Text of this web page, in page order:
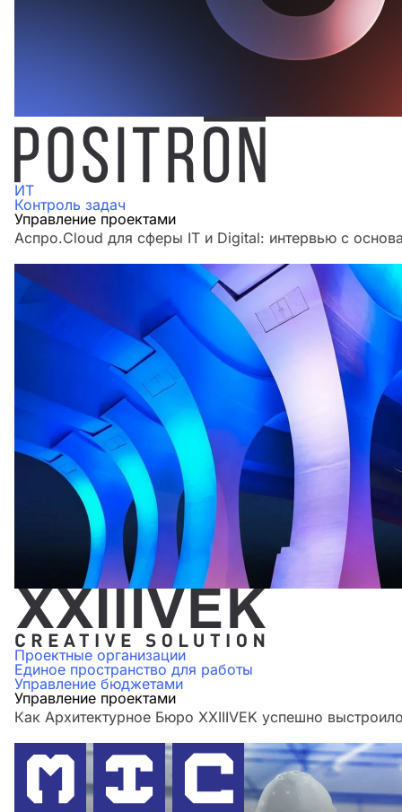
ИТ
Контроль задач
Управление проектами
Аспро.Cloud для сферы IT и Digital: интервью с
Проектные организации
Единое пространство для работы
Управление бюджетами
Управление проектами
Как Архитектурное Бюро XXIIIVEK успешно